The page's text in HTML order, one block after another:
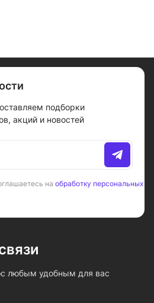
подборки
акций и новостей
на обработку персональных
любым удобным для вас